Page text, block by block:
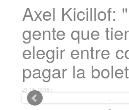
Axel Kicillof:
gente que
elegir entre
pagar la
21-08-2016 |